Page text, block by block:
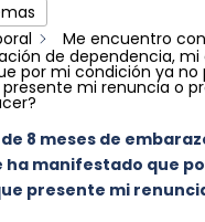
Me encuentro
de dependencia,
por mi condición ya
mi renuncia o
8 meses de
ha manifestado que
presente mi